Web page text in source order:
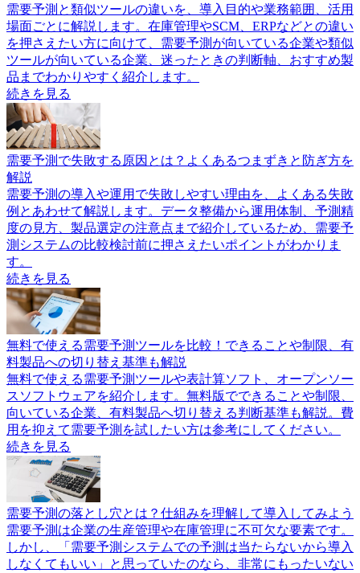
需要予測と類似ツールの違いを、導入目的や業務範囲、活用
場面ごとに解説します。在庫管理やSCM、ERPなどとの違い
を押さえたい方に向けて、需要予測が向いている企業や類似
ツールが向いている企業、迷ったときの判断軸、おすすめ製
品までわかりやすく紹介します。
続きを見る
需要予測で失敗する原因とは？よくあるつまずきと防ぎ方を
解説
需要予測の導入や運用で失敗しやすい理由を、よくある失敗
例とあわせて解説します。データ整備から運用体制、予測精
度の見方、製品選定の注意点まで紹介しているため、需要予
測システムの比較検討前に押さえたいポイントがわかりま
す。
続きを見る
無料で使える需要予測ツールを比較！できることや制限、有
料製品への切り替え基準も解説
無料で使える需要予測ツールや表計算ソフト、オープンソー
スソフトウェアを紹介します。無料版でできることや制限、
向いている企業、有料製品へ切り替える判断基準も解説。費
用を抑えて需要予測を試したい方は参考にしてください。
続きを見る
需要予測の落とし穴とは？仕組みを理解して導入してみよう
需要予測は企業の生産管理や在庫管理に不可欠な要素です。
しかし、「需要予測システムでの予測は当たらないから導入
しなくてもいい」と思っていたのなら、非常にもったいない